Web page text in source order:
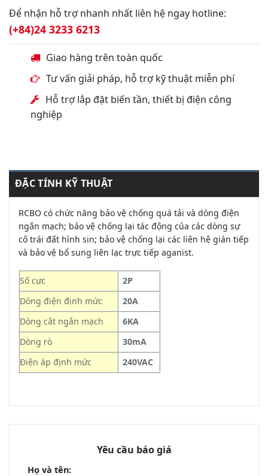
Để nhận hỗ trợ nhanh nhất liên hệ ngay hotline:
(+84)24 3233 6213
Giao hàng trên toàn quốc
Tư vấn giải pháp, hỗ trợ kỹ thuật miễn phí
Hỗ trợ lắp đặt biến tần, thiết bị điện công
nghiệp
ĐẶC TÍNH KỸ THUẬT
RCBO có chức năng bảo vệ chống quá tải và dòng điện
ngắn mạch; bảo vệ chống lại tác động của các dòng sự
cố trái đất hình sin; bảo vệ chống lại các liên hệ gián tiếp
và bảo vệ bổ sung liên lạc trực tiếp aganist.
Số cực
2P
Dòng điện định mức
20A
Dòng cắt ngắn mạch
6KA
Dòng rò
30mA
Điện áp định mức
240VAC
Yêu cầu báo giá
Họ và tên: